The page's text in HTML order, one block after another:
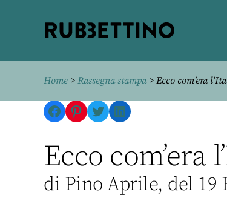
Home > Rassegna stampa> Ecco com’era
Facebook
Pinterest
TwitterLinkedIn
Ecco com’era
di Pino Aprile, del 19